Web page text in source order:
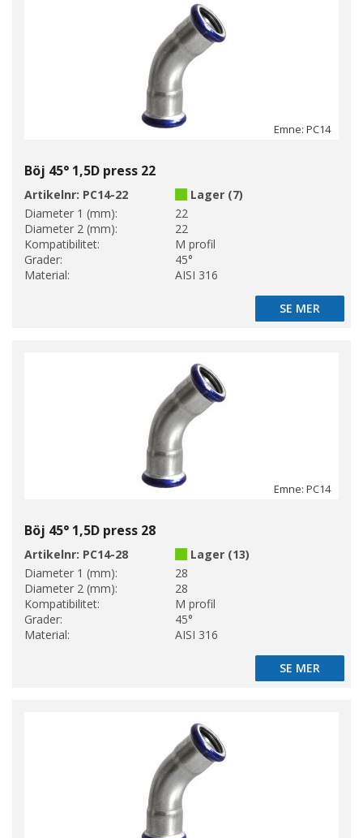
Emne: PC14
Böj 45° 1,5D press 22
Artikelnr: PC14-22
Lager (7)
Diameter 1 (mm):
22
Diameter 2 (mm):
22
Kompatibilitet:
M profil
Grader:
45°
Material:
AISI 316
SE MER
SE MER
Emne: PC14
Böj 45° 1,5D press 28
Artikelnr: PC14-28
Lager (13)
Diameter 1 (mm):
28
Diameter 2 (mm):
28
Kompatibilitet:
M profil
Grader:
45°
Material:
AISI 316
SE MER
SE MER